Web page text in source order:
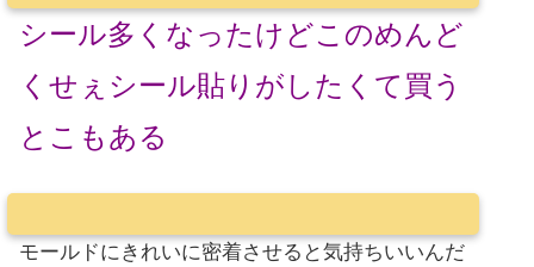
シール多くなったけどこのめんど
くせぇシール貼りがしたくて買う
とこもある
モールドにきれいに密着させると気持ちいいんだ